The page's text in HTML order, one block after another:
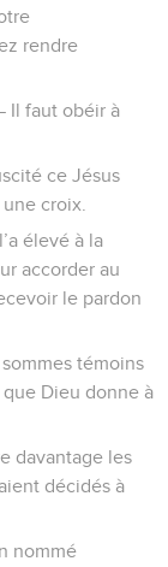
rendre
Il faut obéir à
ce Jésus
croix.
élevé à la
accorder au
le pardon
sommes témoins
Dieu donne à
davantage les
décidés à
nommé